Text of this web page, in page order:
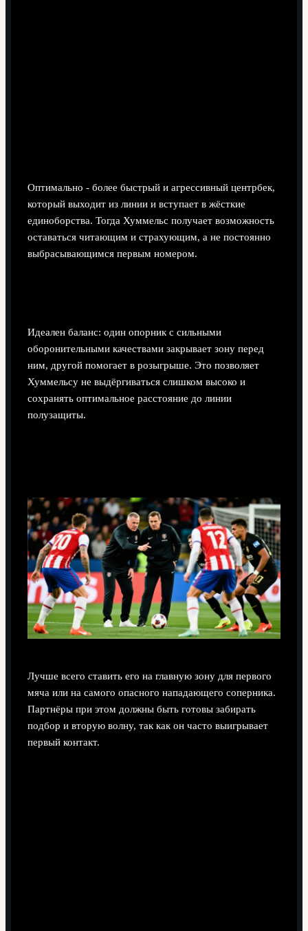
Оптимально - более быстрый и агрессивный центрбек,
который выходит из линии и вступает в жёсткие
единоборства. Тогда Хуммельс получает возможность
оставаться читающим и страхующим, а не постоянно
выбрасывающимся первым номером.
Идеален баланс: один опорник с сильными
оборонительными качествами закрывает зону перед
ним, другой помогает в розыгрыше. Это позволяет
Хуммельсу не выдёргиваться слишком высоко и
сохранять оптимальное расстояние до линии
полузащиты.
Лучше всего ставить его на главную зону для первого
мяча или на самого опасного нападающего соперника.
Партнёры при этом должны быть готовы забирать
подбор и вторую волну, так как он часто выигрывает
первый контакт.